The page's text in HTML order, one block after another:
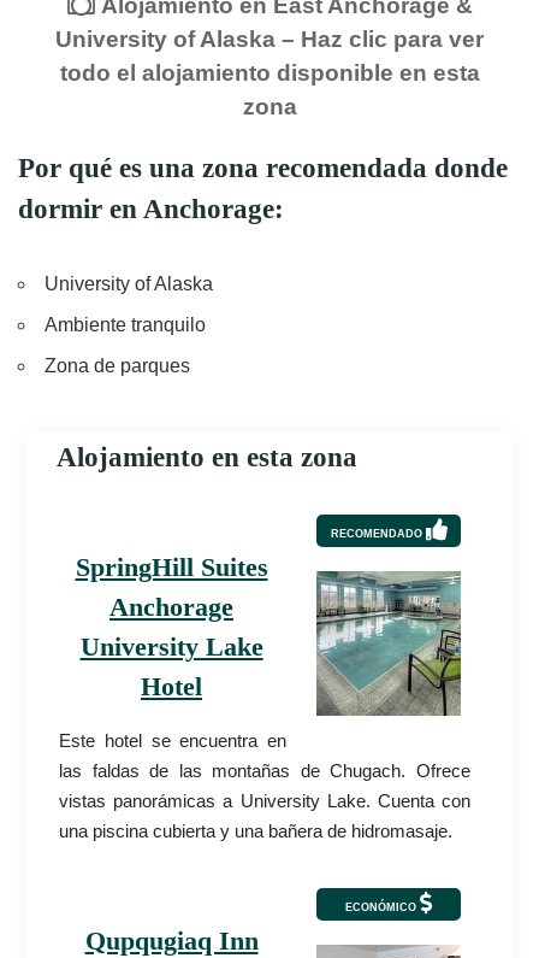
Alojamiento en East Anchorage &
University of Alaska – Haz clic para ver
todo el alojamiento disponible en esta
zona
Por qué es una zona recomendada donde
dormir en Anchorage:
University of Alaska
Ambiente tranquilo
Zona de parques
Alojamiento en esta zona
RECOMENDADO
SpringHill Suites
Anchorage
University Lake
Hotel
Este hotel se encuentra en
las faldas de las montañas de Chugach. Ofrece
vistas panorámicas a University Lake. Cuenta con
una piscina cubierta y una bañera de hidromasaje.
ECONÓMICO
Qupqugiaq Inn